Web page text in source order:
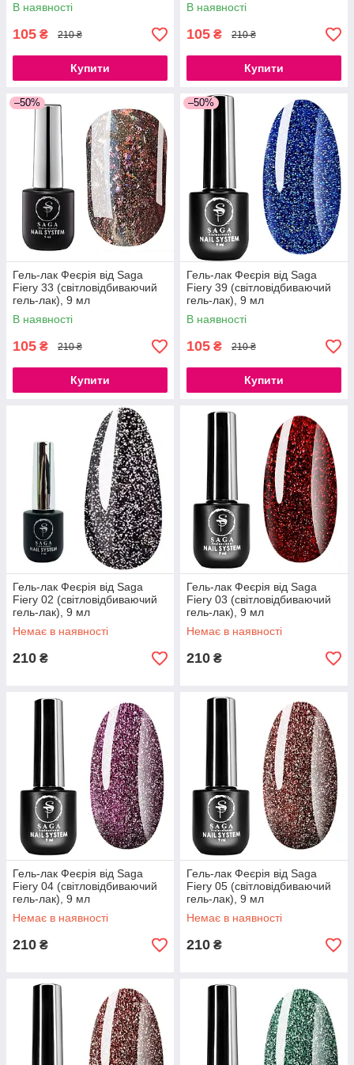
В наявності
105 ₴ 210 ₴
Купити
В наявності
105 ₴ 210 ₴
Купити
–50%
Гель-лак Феєрія від Saga
Fiery 33 (світловідбиваючий
гель-лак), 9 мл
В наявності
105 ₴ 210 ₴
Купити
–50%
Гель-лак Феєрія від Saga
Fiery 39 (світловідбиваючий
гель-лак), 9 мл
В наявності
105 ₴ 210 ₴
Купити
Гель-лак Феєрія від Saga
Fiery 02 (світловідбиваючий
гель-лак), 9 мл
Немає в наявності
210 ₴
Гель-лак Феєрія від Saga
Fiery 03 (світловідбиваючий
гель-лак), 9 мл
Немає в наявності
210 ₴
Гель-лак Феєрія від Saga
Fiery 04 (світловідбиваючий
гель-лак), 9 мл
Немає в наявності
210 ₴
Гель-лак Феєрія від Saga
Fiery 05 (світловідбиваючий
гель-лак), 9 мл
Немає в наявності
210 ₴